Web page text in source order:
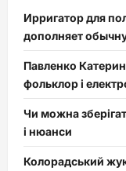
Ирригатор для
дополняет
Павленко
фольклор і
Чи можна
і нюанси
Колорадський